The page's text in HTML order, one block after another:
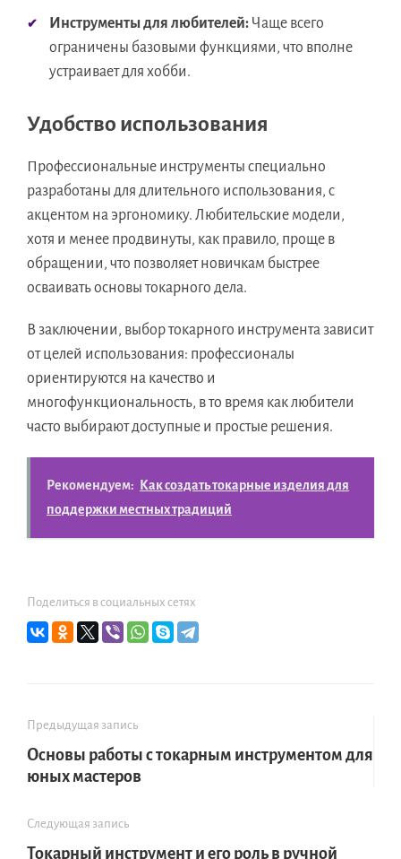
Инструменты для любителей: Чаще всего
ограничены базовыми функциями, что вполне
устраивает для хобби.
Удобство использования
Профессиональные инструменты специально
разработаны для длительного использования, с
акцентом на эргономику. Любительские модели,
хотя и менее продвинуты, как правило, проще в
обращении, что позволяет новичкам быстрее
осваивать основы токарного дела.
В заключении, выбор токарного инструмента зависит
от целей использования: профессионалы
ориентируются на качество и
многофункциональность, в то время как любители
часто выбирают доступные и простые решения.
Рекомендуем:
Как создать токарные изделия для
поддержки местных традиций
Поделиться в социальных сетях
Предыдущая запись
Основы работы с токарным инструментом для
юных мастеров
Следующая запись
Токарный инструмент и его роль в ручной